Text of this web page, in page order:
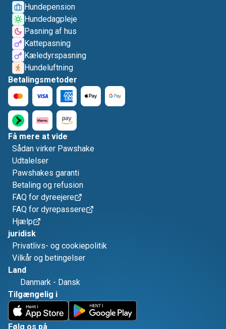
Hundepension
Hundedagpleje
Pasning af hus
Kattepasning
Kæledyrspasning
Hundeluftning
Betalingsmetoder
Få mere at vide
Sådan virker Pawshake
Udtalelser
Pawshakes garanti
Betaling og refusion
FAQ for dyreejere
FAQ for dyrepassere
Hjælp
juridisk
Privatlivs- og cookiepolitik
Vilkår og betingelser
Land
Danmark - Dansk
Tilgængelig i
Følg os på